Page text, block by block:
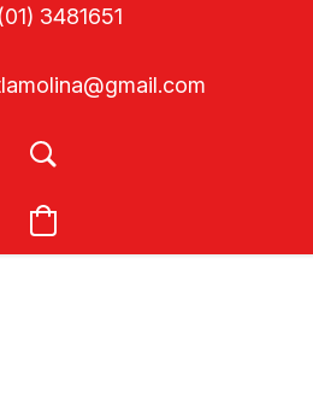
(01) 3481651